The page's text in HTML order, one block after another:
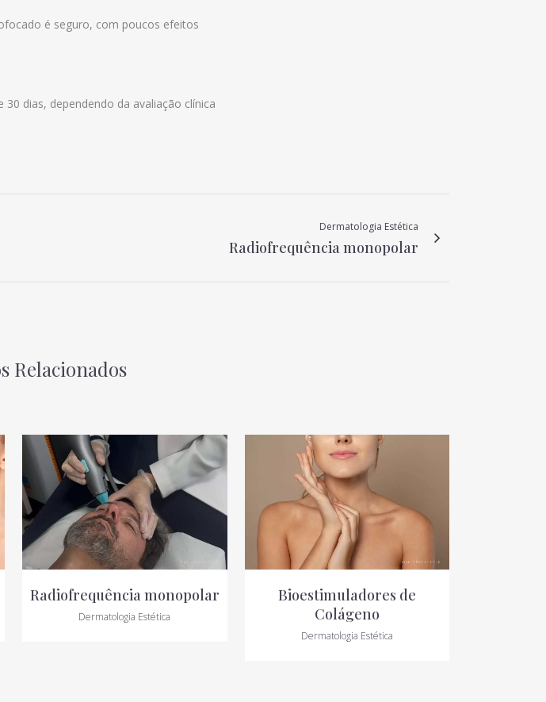
é seguro, com poucos efeitos
dias, dependendo da avaliação clínica
Dermatologia Estética
Radiofrequência monopolar
Relacionados
VIEW
Radiofrequência monopolar
Dermatologia Estética
VIEW
Bioestimuladores de
Colágeno
Dermatologia Estética